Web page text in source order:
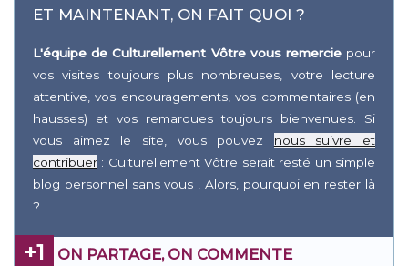
ET MAINTENANT, ON FAIT QUOI ?
L'équipe de Culturellement Vôtre vous remerciepour
vos visites toujours plus nombreuses, votre lecture
attentive, vos encouragements, vos commentaires (en
hausses) et vos remarques toujours bienvenues. Si
vous aimez le site, vous pouvez nous suivre et
contribuer : Culturellement Vôtre serait resté un simple
blog personnel sans vous ! Alors, pourquoi en rester là
?
+1 ON PARTAGE, ON COMMENTE